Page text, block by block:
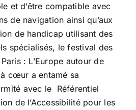
et d’être compatible avec
de navigation ainsi qu’aux
de handicap utilisant des
spécialisés, le festival des
: L’Europe autour de
à cœur a entamé sa
avec le Référentiel
de l’Accessibilité pour les